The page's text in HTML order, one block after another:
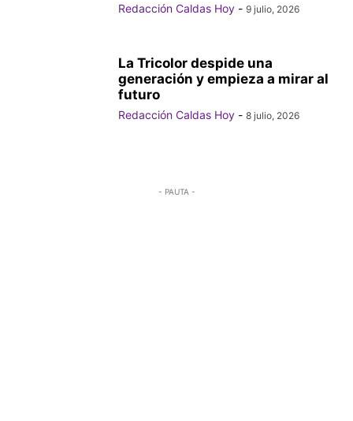
Redacción Caldas Hoy - 9 julio, 2026
La Tricolor despide una
generación y empieza a mirar al
futuro
Redacción Caldas Hoy - 8 julio, 2026
- PAUTA -